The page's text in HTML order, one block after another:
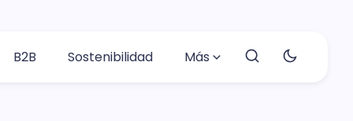
B2B Sostenibilidad Más